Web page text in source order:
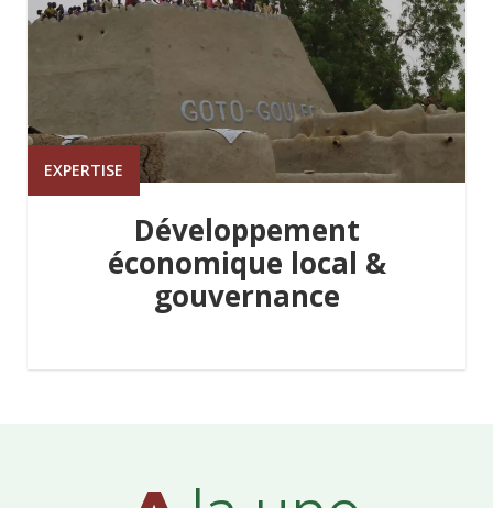
EXPERTISE
Développement
économique local &
gouvernance